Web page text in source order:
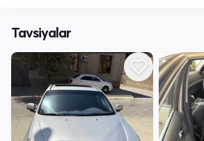
Tavsiyalar